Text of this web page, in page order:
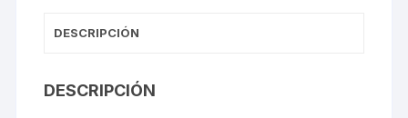
DESCRIPCIÓN
DESCRIPCIÓN